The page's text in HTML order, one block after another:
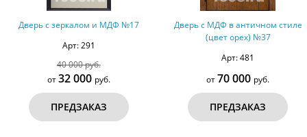
с зеркалом и МДФ №17
40 000 руб.
32 000руб.
ПРЕДЗАКАЗ
Дверь с МДФ в античном стиле
(цвет орех) №37
70 000руб.
ПРЕДЗАКАЗ